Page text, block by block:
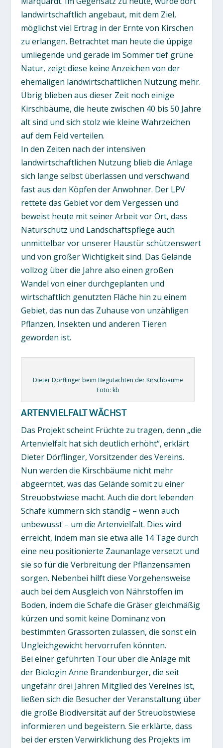
landwirtschaftlich angebaut, mit dem Ziel,
möglichst viel Ertrag in der Ernte von Kirschen
zu erlangen. Betrachtet man heute die üppige
umliegende und gerade im Sommer tief grüne
Natur, zeigt diese keine Anzeichen von der
ehemaligen landwirtschaftlichen Nutzung mehr.
Übrig blieben aus dieser Zeit noch einige
Kirschbäume, die heute zwischen 40 bis 50 Jahre
alt sind und sich stolz wie kleine Wahrzeichen
auf dem Feld verteilen.
In den Zeiten nach der intensiven
landwirtschaftlichen Nutzung blieb die Anlage
sich lange selbst überlassen und verschwand
fast aus den Köpfen der Anwohner. Der LPV
rettete das Gebiet vor dem Vergessen und
beweist heute mit seiner Arbeit vor Ort, dass
Naturschutz und Landschaftspflege auch
unmittelbar vor unserer Haustür schützenswert
und von großer Wichtigkeit sind. Das Gelände
vollzog über die Jahre also einen großen
Wandel von einer durchgeplanten und
wirtschaftlich genutzten Fläche hin zu einem
Gebiet, das nun das Zuhause von unzähligen
Pflanzen, Insekten und anderen Tieren
geworden ist.
Dieter Dörflinger beim Begutachten der Kirschbäume
Foto: kb
ARTENVIELFALT WÄCHST
Das Projekt scheint Früchte zu tragen, denn „die
Artenvielfalt hat sich deutlich erhöht“, erklärt
Dieter Dörflinger, Vorsitzender des Vereins.
Nun werden die Kirschbäume nicht mehr
abgeerntet, was das Gelände somit zu einer
Streuobstwiese macht. Auch die dort lebenden
Schafe kümmern sich ständig – wenn auch
unbewusst – um die Artenvielfalt. Dies wird
erreicht, indem man sie etwa alle 14 Tage durch
eine neu positionierte Zaunanlage versetzt und
sie so für die Verbreitung der Pflanzensamen
sorgen. Nebenbei hilft diese Vorgehensweise
auch bei dem Ausgleich von Nährstoffen im
Boden, indem die Schafe die Gräser gleichmäßig
kürzen und somit keine Dominanz von
bestimmten Grassorten zulassen, die sonst ein
Ungleichgewicht hervorrufen könnten.
Bei einer geführten Tour über die Anlage mit
der Biologin Anne Brandenburger, die seit
ungefähr drei Jahren Mitglied des Vereines ist,
ließen sich die Besucher der Veranstaltung über
die große Biodiversität auf der Streuobstwiese
informieren und begeistern. Sie erklärte, dass
bei der ersten Verwirklichung des Projekts im